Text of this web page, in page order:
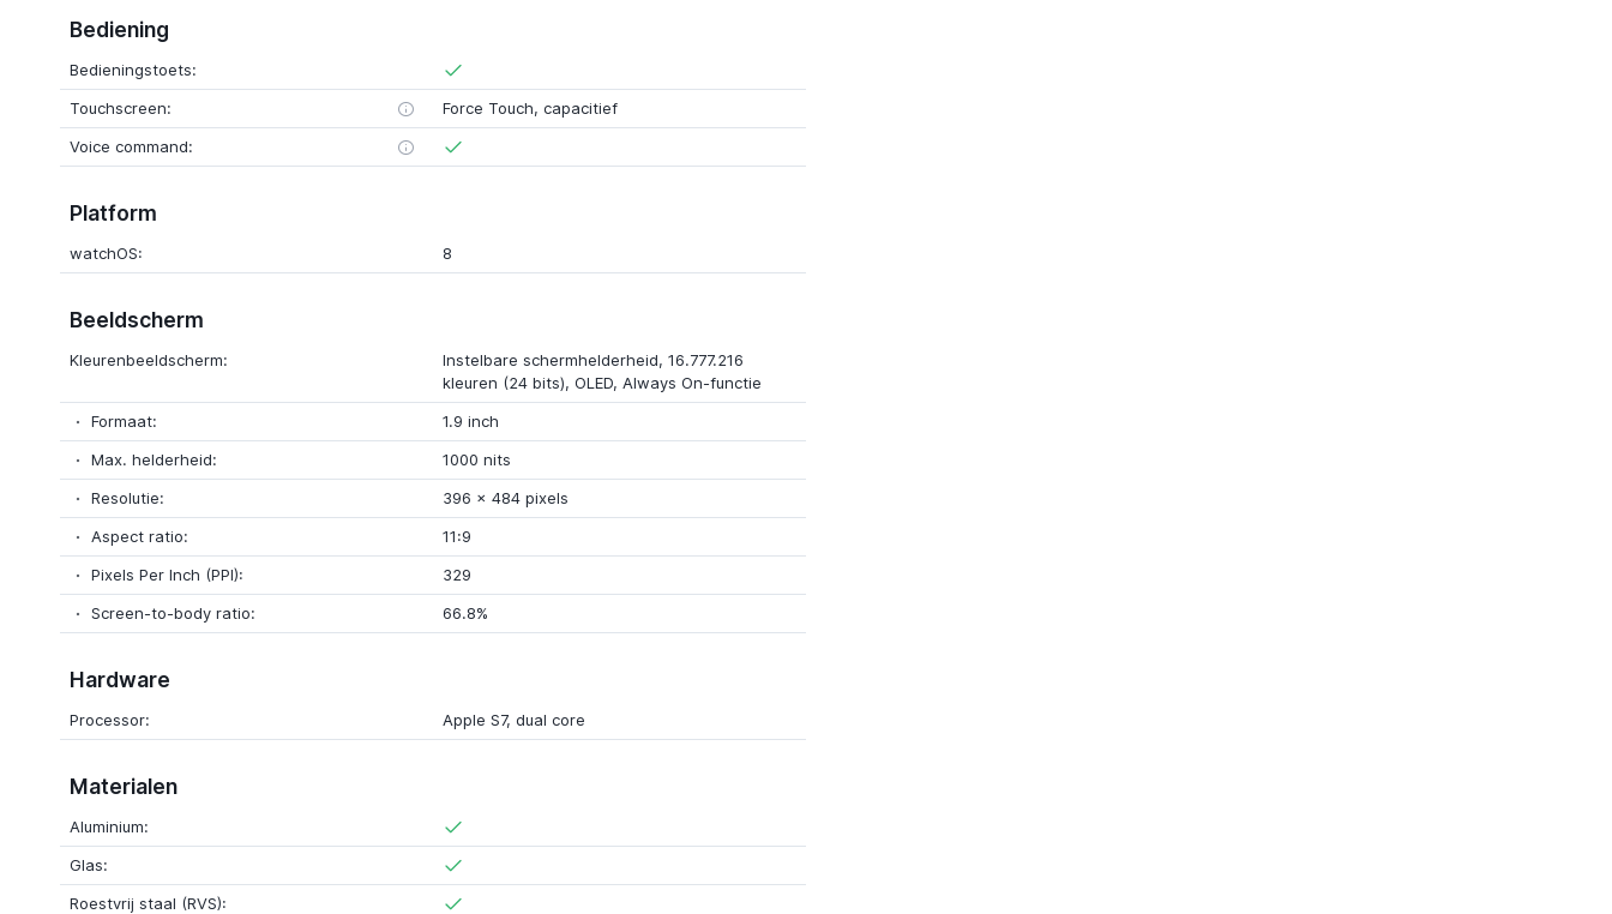
Bediening
Bedieningstoets:
Touchscreen:
Force Touch, capacitief
Voice command:
Platform
watchOS: 8
Beeldscherm
Kleurenbeeldscherm:
Instelbare schermhelderheid, 16.777.216
kleuren (24 bits), OLED, Always On-functie
Formaat:
1.9 inch
Max. helderheid:
1000 nits
Resolutie:
396 x 484 pixels
Aspect ratio:
11:9
Pixels Per Inch (PPI):
329
Screen-to-body ratio:
66.8%
Hardware
Processor: Apple S7, dual core
Materialen
Aluminium:
Glas:
Roestvrij staal (RVS):